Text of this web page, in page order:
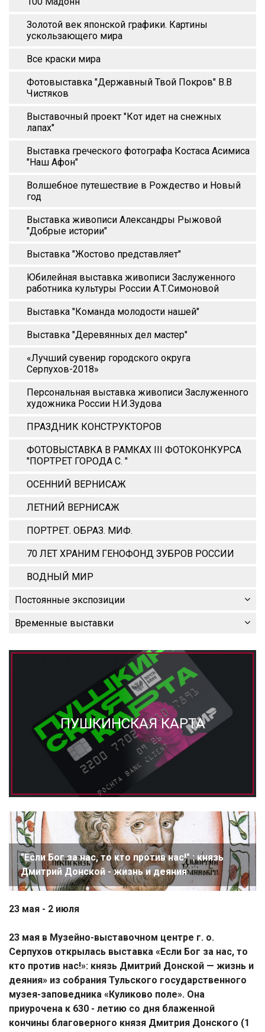
Золотой век японской графики. Картины
ускользающего мира
Все краски мира
Фотовыставка "Державный Твой Покров" В.В
Чистяков
Выставочный проект "Кот идет на снежных
лапах"
Выставка греческого фотографа Костаса Асимиса
"Наш Афон"
Волшебное путешествие в Рождество и Новый
год
Выставка живописи Александры Рыжовой
"Добрые истории"
Выставка "Жостово представляет"
Юбилейная выставка живописи Заслуженного
работника культуры России А.Т.Симоновой
Выставка "Команда молодости нашей"
Выставка "Деревянных дел мастер"
«Лучший сувенир городского округа
Серпухов-2018»
Персональная выставка живописи Заслуженного
художника России Н.И.Зудова
ПРАЗДНИК КОНСТРУКТОРОВ
ФОТОВЫСТАВКА В РАМКАХ III ФОТОКОНКУРСА
"ПОРТРЕТ ГОРОДА С. "
ОСЕННИЙ ВЕРНИСАЖ
ЛЕТНИЙ ВЕРНИСАЖ
ПОРТРЕТ. ОБРАЗ. МИФ.
70 ЛЕТ ХРАНИМ ГЕНОФОНД ЗУБРОВ РОССИИ
ВОДНЫЙ МИР
Постоянные экспозиции
Временные выставки
ПУШКИНСКАЯ КАРТА
"Если Бог за нас, то кто против нас!" : князь
Дмитрий Донской - жизнь и деяния
23 мая - 2 июля
23 мая в Музейно-выставочном центре г. о.
Серпухов открылась выставка «Если Бог за нас, то
кто против нас!»: князь Дмитрий Донской — жизнь и
деяния» из собрания Тульского государственного
музея-заповедника «Куликово поле». Она
приурочена к 630 - летию со дня блаженной
кончины благоверного князя Дмитрия Донского (1